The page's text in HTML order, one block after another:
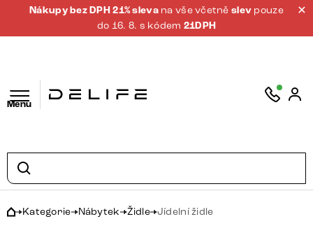
Nákupy bez DPH 21% sleva na vše včetněslev pouze
do 16. 8. s kódem 21DPH
Menu
Kategorie Nábytek Židle Jídelní židle